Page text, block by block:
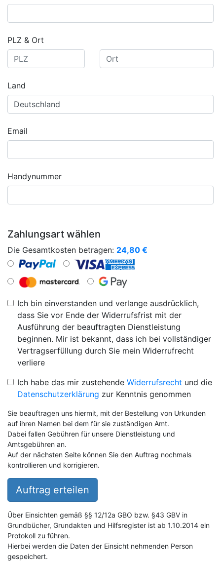
PLZ & Ort
Land
Email
Handynummer
Zahlungsart wählen
Die Gesamtkosten betragen: 24,80 €
Ich bin einverstanden und verlange ausdrücklich,
dass Sie vor Ende der Widerrufsfrist mit der
Ausführung der beauftragten Dienstleistung
beginnen. Mir ist bekannt, dass ich bei vollständiger
Vertragserfüllung durch Sie mein Widerrufrecht
verliere
Ich habe das mir zustehende Widerrufsrecht und die
Datenschutzerklärung zur Kenntnis genommen
Sie beauftragen uns hiermit, mit der Bestellung von Urkunden
auf ihren Namen bei dem für sie zuständigen Amt.
Dabei fallen Gebühren für unsere Dienstleistung und
Amtsgebühren an.
Auf der nächsten Seite können Sie den Auftrag nochmals
kontrollieren und korrigieren.
Auftrag erteilen
Über Einsichten gemäß §§ 12/12a GBO bzw. §43 GBV in
Grundbücher, Grundakten und Hilfsregister ist ab 1.10.2014 ein
Protokoll zu führen.
Hierbei werden die Daten der Einsicht nehmenden Person
gespeichert.